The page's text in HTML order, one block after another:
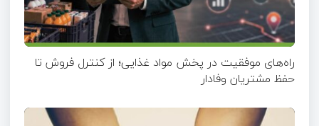
راه‌های موفقیت در پخش مواد غذایی؛ از کنترل فروش تا
حفظ مشتریان وفادار